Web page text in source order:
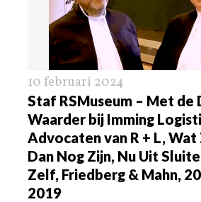
10 februari 2024
Staf RSMuseum – Met de
Waarder bij Imming
Advocaten van R + L,
Dan Nog Zijn, Nu Uit
Zelf, Friedberg & Mahn,
2019